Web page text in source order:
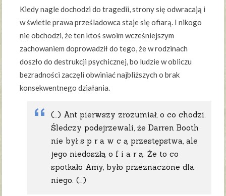
Kiedy nagle dochodzi do tragedii, strony się odwracają i
w świetle prawa prześladowca staje się ofiarą. I nikogo
nie obchodzi, że ten ktoś swoim wcześniejszym
zachowaniem doprowadził do tego, że w rodzinach
doszło do destrukcji psychicznej, bo ludzie w obliczu
bezradności zaczęli obwiniać najbliższych o brak
konsekwentnego działania.
(…) Ant pierwszy zrozumiał, o co chodzi.
Śledczy podejrzewali, że Darren Booth
nie był s p r a w c ą przestępstwa, ale
jego niedoszłą o f i a r ą. Że to co
spotkało Amy, było przeznaczone dla
niego. (…)